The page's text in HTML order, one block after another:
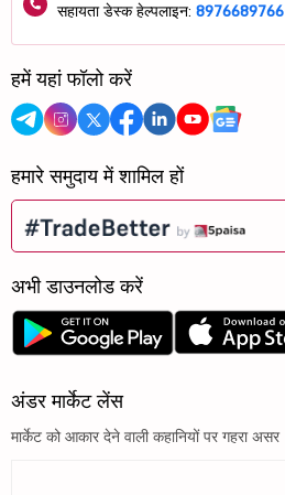
सहायता डेस्क हेल्पलाइन: 8976689766
हमें यहां फॉलो करें
हमारे समुदाय में शामिल हों
अभी डाउनलोड करें
अंडर मार्केट लेंस
मार्केट को आकार देने वाली कहानियों पर गहरा असर